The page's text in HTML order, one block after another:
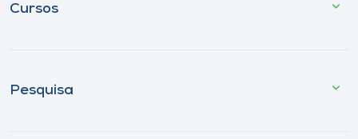
Cursos
Pesquisa